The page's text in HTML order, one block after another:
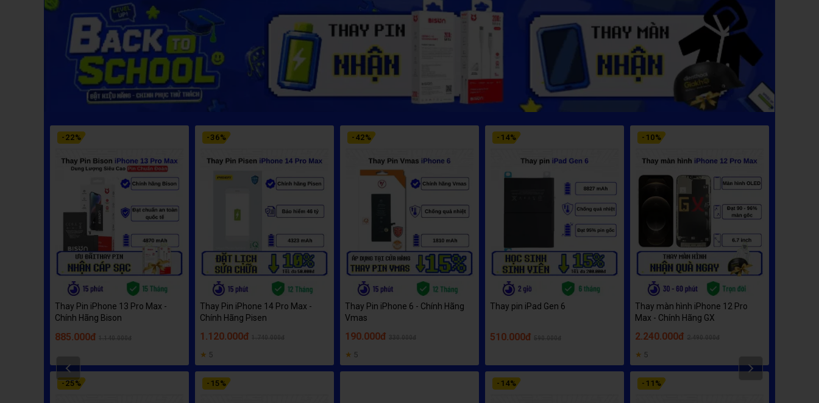
- 22%
Thay Pin iPhone 13 Pro Max -
Chính Hãng Bison
885.000đ
-25%
- 36%
Thay Pin iPhone 14 Pro Max -
Chính Hãng Pisen
1.120.000đ
★ 5
- 15%
- 42%
Thay Pin iPhone 6 - Chính Hãng
Vmas
190.000đ
★ 5
- 14%
Thay pin iPad Gen 6
510.000đ
- 14%
- 10%
Thay màn hình iPhone 12 Pro
Max - Chính Hãng GX
2.240.000đ
★ 5
- 11 %
Next
Prev